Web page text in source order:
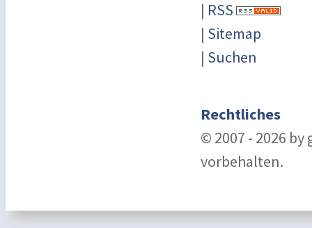
| RSS
| Sitemap
| Suchen
Rechtliches
© 2007 - 2026
vorbehalten.